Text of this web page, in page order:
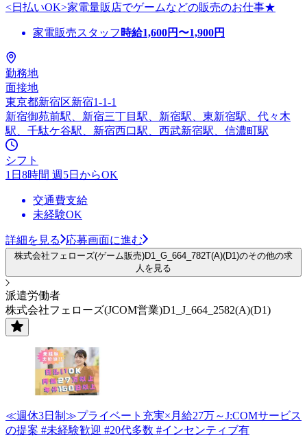
<日払いOK>家電量販店でゲームなどの販売のお仕事★
家電販売スタッフ 時給1,600円〜1,900円
勤務地
面接地
東京都新宿区新宿1-1-1
新宿御苑前駅、新宿三丁目駅、新宿駅、東新宿駅、代々木
駅、千駄ケ谷駅、新宿西口駅、西武新宿駅、信濃町駅
シフト
1日8時間 週5日からOK
交通費支給
未経験OK
詳細を見る 応募画面に進む
株式会社フェローズ(ゲーム販売)D1_G_664_782T(A)(D1)のその他の求
人を見る
派遣労働者
株式会社フェローズ(JCOM営業)D1_J_664_2582(A)(D1)
≪週休3日制≫プライベート充実×月給27万～J:COMサービス
の提案 #未経験歓迎 #20代多数 #インセンティブ有